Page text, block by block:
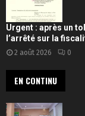
Urgent : après un
l’arrêté sur la
2 août 2026 0
EN CONTINU